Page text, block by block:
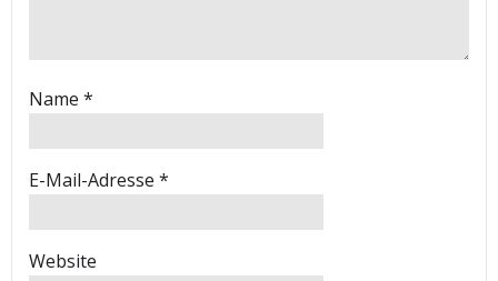
Name *
E-Mail-Adresse *
Website